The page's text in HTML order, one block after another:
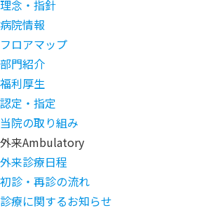
理念・指針
病院情報
フロアマップ
部門紹介
福利厚生
認定・指定
当院の取り組み
外来Ambulatory
外来診療日程
初診・再診の流れ
診療に関するお知らせ